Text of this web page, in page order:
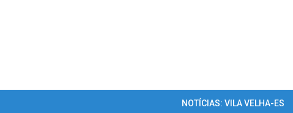
NOTÍCIAS: VILA VELHA-ES